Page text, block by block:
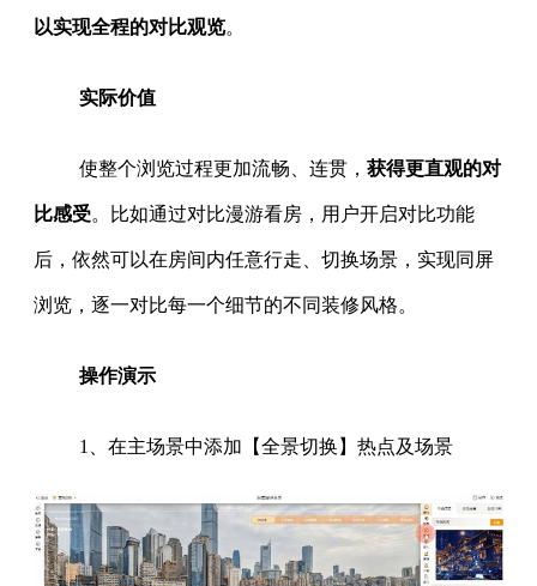
以实现全程的对比观览。
实际价值
使整个浏览过程更加流畅、连贯， 获得更直观的对
比感受。比如通过对比漫游看房，用户开启对比功能
后，依然可以在房间内任意行走、切换场景，实现同屏
浏览，逐一对比每一个细节的不同装修风格。
操作演示
1、在主场景中添加【全景切换】热点及场景